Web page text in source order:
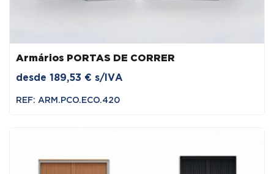
Armários PORTAS DE CORRER
desde 189,53 € s/IVA
REF: ARM.PCO.ECO.420